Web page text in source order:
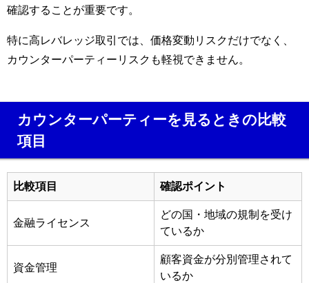
確認することが重要です。
特に高レバレッジ取引では、価格変動リスクだけでなく、
カウンターパーティーリスクも軽視できません。
カウンターパーティーを見るときの比較
項目
比較項目 確認ポイント
金融ライセンス
どの国・地域の規制を受け
ているか
資金管理
顧客資金が分別管理されて
いるか